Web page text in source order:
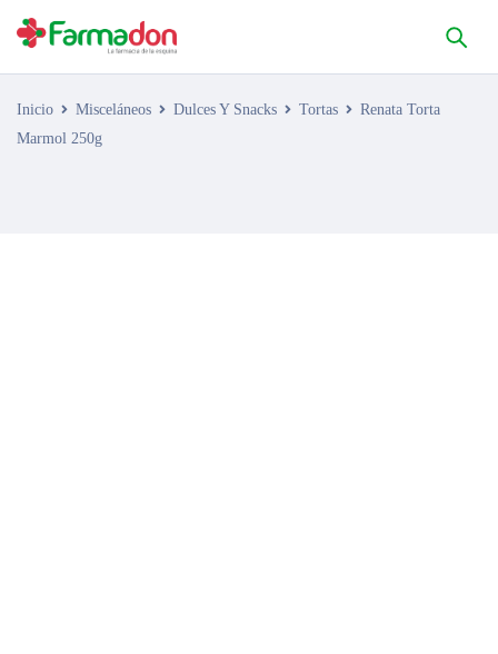
Inicio Misceláneos Dulces Y Snacks Tortas
Renata Torta
Marmol 250g